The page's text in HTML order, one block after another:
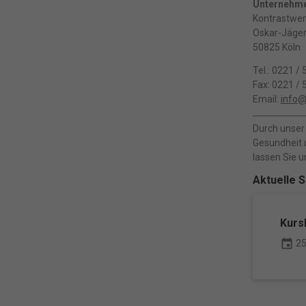
Oskar-
50825 Köln
Tel.: 0221 /
Fax: 0221 /
Email:
Durch
Gesundheit
lassen Sie
Aktuelle
event
Wir
(z. B.
und
Hier